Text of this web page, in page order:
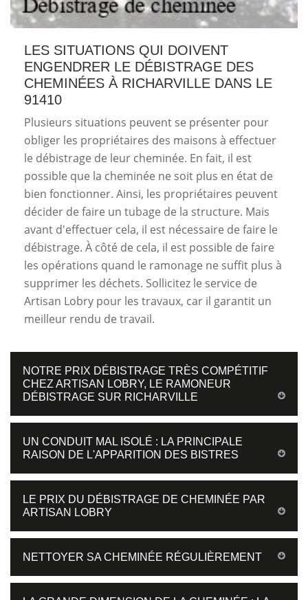
LES SITUATIONS QUI DOIVENT
ENGENDRER LE DÉBISTRAGE DES
CHEMINÉES À RICHARVILLE DANS LE
91410
Plusieurs situations peuvent se présenter pour
obliger les propriétaires des maisons à effectuer
le débistrage de leur cheminée. En fait, il est
possible que la cheminée ne soit plus en état de
bien fonctionner. Ainsi, les propriétaires peuvent
décider de faire un tubage de la structure. Mais
avant d'effectuer cela, il est nécessaire de faire le
débistrage. À côté de cela, il est possible de faire
les opérations quand le ramonage ne suffit plus à
supprimer les déchets. Sollicitez le service de
Artisan Lobry pour les travaux, car il garantit un
meilleur rendu de travail.
NOTRE PRIX DÉBISTRAGE TRÈS COMPÉTITIF
CHEZ ARTISAN LOBRY, LE RAMONEUR
DÉBISTRAGE SUR RICHARVILLE
UN CONDUIT MAL ISOLÉ : LA PRINCIPALE
RAISON DE L'APPARITION DES BISTRES
LE PRIX DU DÉBISTRAGE DE CHEMINÉE PAR
ARTISAN LOBRY
NETTOYER SA CHEMINÉE RÉGULIÈREMENT